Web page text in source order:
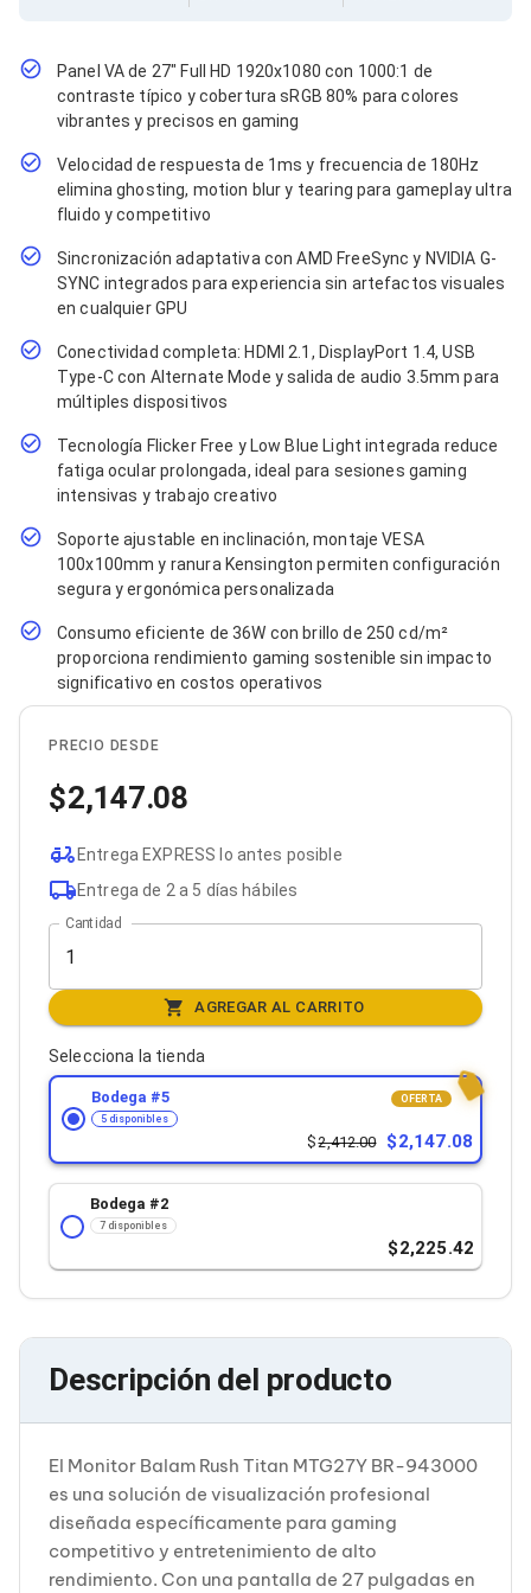
Jacks de Red
Conectores
Tapas y Cajas
Pinzas Ponchadoras
Probadores de Cable
Cortadoras de Cable
Protectores para Cables
Cables para Impresoras
Bobinas
Cableado Estructurado
Sujetadores de Cables
Cinchos
Adaptadores
Adaptadores PC
Adaptadores PC USB
Adaptadores PC Serial
Adaptadores PC SATA
Adaptadores PC IDE
Adaptadores PC Teclado
Bluetooth
Adaptadores Video
Adaptadores Video DisplayPort
Divisores de Video
Adaptadores Video HDMI
Extensores y Receptores de Vídeo
Adaptadores Video DVI
Adaptadores Video VGA / HD15
Repetidores USB
Adaptadores Audio AUX
Adaptadores Audio USB
Mouse
Mousepads
Teclados
Teclados Numéricos
Controles de Juego para PC
Accesorios para Servidores
Racks y Gabinetes
Charolas para Racks y Gabinetes
Cableado Estructurado para Servidores
Cables KVM
Fuentes de Poder
Soportes y Paneles
Sistemas Operativos para Servidores
Servidores
Soportes de Datos
Ultrium
Accesorios para Discos Duros
Discos Duros Externos
Discos Duros para NAS
Discos Duros para Videovigilancia
Discos Duros para Servidores
Gabinetes para SSD
Almacenamiento MSA
Discos Duros Internos para PC
Discos Duros Internos para Laptop
Monitores
Panel VA de 27" Full HD 1920x1080 con 1000:1 de
contraste típico y cobertura sRGB 80% para colores
vibrantes y precisos en gaming
Velocidad de respuesta de 1ms y frecuencia de 180Hz
elimina ghosting, motion blur y tearing para gameplay ultra
fluido y competitivo
Sincronización adaptativa con AMD FreeSync y NVIDIA G-
SYNC integrados para experiencia sin artefactos visuales
en cualquier GPU
Conectividad completa: HDMI 2.1, DisplayPort 1.4, USB
Type-C con Alternate Mode y salida de audio 3.5mm para
múltiples dispositivos
Tecnología Flicker Free y Low Blue Light integrada reduce
fatiga ocular prolongada, ideal para sesiones gaming
intensivas y trabajo creativo
Soporte ajustable en inclinación, montaje VESA
100x100mm y ranura Kensington permiten configuración
segura y ergonómica personalizada
Consumo eficiente de 36W con brillo de 250 cd/m²
proporciona rendimiento gaming sostenible sin impacto
significativo en costos operativos
PRECIO DESDE
2,147.08
Entrega EXPRESS lo antes posible
Entrega de 2 a 5 días hábiles
Cantidad
AGREGAR AL CARRITO
Selecciona la tienda
Bodega #5
5 disponibles
2,412.00 2,147.08
OFERTA
Bodega #2
7 disponibles
2,225.42
Descripción del producto
El Monitor Balam Rush Titan MTG27Y BR-943000
es una solución de visualización profesional
diseñada específicamente para gaming
competitivo y entretenimiento de alto
rendimiento. Con una pantalla de 27 pulgadas en